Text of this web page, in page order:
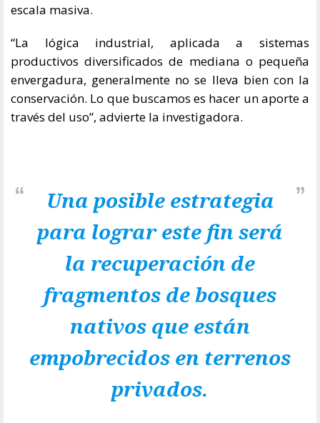
escala masiva.
“La lógica industrial, aplicada a sistemas
productivos diversificados de mediana o pequeña
envergadura, generalmente no se lleva bien con la
conservación. Lo que buscamos es hacer un aporte a
través del uso”, advierte la investigadora.
Una posible estrategia
para lograr este fin será
la recuperación de
fragmentos de bosques
nativos que están
empobrecidos en terrenos
privados.